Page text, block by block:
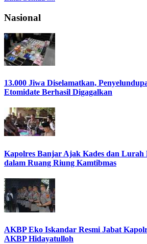
Nasional
13.000 Jiwa Diselamatkan,
Etomidate Berhasil Digagalkan
Kapolres Banjar Ajak Kades dan Lurah
dalam Ruang Riung Kamtibmas
AKBP Eko Iskandar Resmi Jabat
AKBP Hidayatulloh